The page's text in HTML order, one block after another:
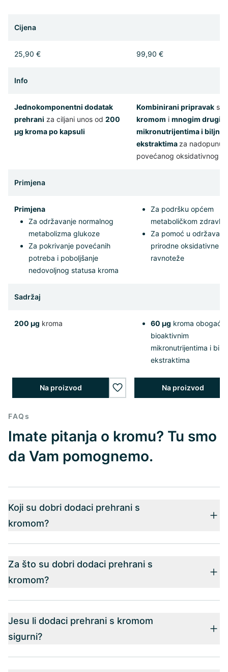
Cijena
25,90 € 99,90 €
Info
Jednokomponentni dodatak
prehrani za ciljani unos od 200
µg kroma po kapsuli
Kombinirani pripravak s
kromom i mnogim drugim
mikronutrijentima i biljnim
ekstraktima za nadopunu
povećanog oksidativnog
Primjena
Primjena
Za održavanje normalnog
metabolizma glukoze
Za pokrivanje povećanih
potreba i poboljšanje
nedovoljnog statusa kroma
Za podršku općem
metaboličkom zdravlju
Za pomoć u
prirodne oksidativne
ravnoteže
Sadržaj
200 µg kroma 60 µg kroma
bioaktivnim
mikronutrijentima i
ekstraktima
Na proizvod
wishlist.add
Na proizvod
FAQs
Imate pitanja o kromu? Tu smo
da Vam pomognemo.
Koji su dobri dodaci prehrani s
kromom?
Za što su dobri dodaci prehrani s
kromom?
Jesu li dodaci prehrani s kromom
sigurni?